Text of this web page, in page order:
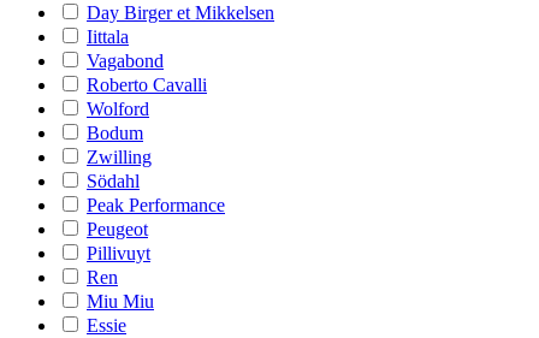
Day Birger et Mikkelsen
Iittala
Vagabond
Roberto Cavalli
Wolford
Bodum
Zwilling
Södahl
Peak Performance
Peugeot
Pillivuyt
Ren
Miu Miu
Essie